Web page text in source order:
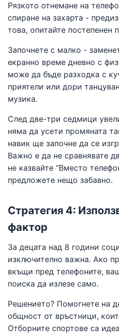
Рязкото отнемане на
спиране на захарта -
това, опитайте постепенен
Започнете с малко -
екранно време дневно с
може да бъде разходка с
приятели или дори
музика.
След две-три седмици
няма да усети промяната
навик ще започне да се
Важно е да не сравнявате
не казвайте “Вместо
предложете нещо забавно.
Стратегия 4:
фактор
За децата над 8 години
изключително важна. Ако
вкъщи пред телефоните,
поиска да излезе само.
Решението? Помогнете на
общност от връстници,
Отборните спортове са